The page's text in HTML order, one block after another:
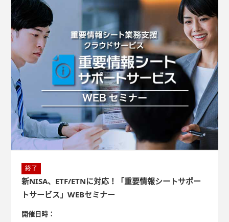
ァンドの検討など、ラインナップの再整備等を予定されている
販売会社様も多いのではないでしょうか？取扱い本数を単純に
追加することは、新規取り扱い事務負担とその後の管理事務負
担、営業担当者の個別商品情報を把握する負担の増大に繋が
り、サービスの劣化が懸念されます。本セミナーでは、ファン
ドラインナップ整備の一助となるよう、以下についてご紹介し
ます。 営業戦略に応じたラインナップの過不足の検討方法 ト
ラックレコードを元にした商品性の分析方法 商品性からお客
さまへの訴求ポイントの組み立て方 一定期間ごとに運用状況
を追跡精査（モニタリング）することの必要性とその着目点
終了
新NISA、ETF/ETNに対応！「重要情報シートサポー
トサービス」WEBセミナー
開催日時：